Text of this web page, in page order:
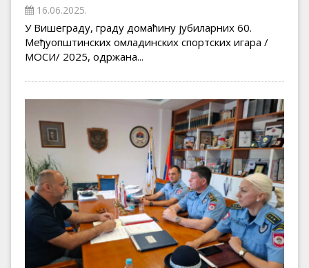
16.06.2025.
У Вишеграду, граду домаћину јубиларних 60.
Међуопштинских омладинских спортских игара /
МОСИ/ 2025, одржана...